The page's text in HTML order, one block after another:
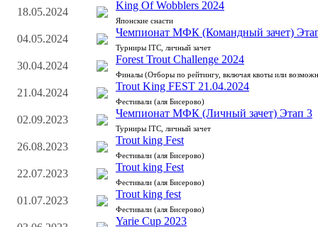
18.05.2024
King Of Wobblers 2024
Японские снасти
04.05.2024
Чемпионат МФК (Командный зачет)
Турниры ITC, личный зачет
30.04.2024
Forest Trout Challenge 2024
Финалы (Отборы по рейтингу, включая квоты или
21.04.2024
Trout King FEST 21.04.2024
Фестивали (аля Бисерово)
02.09.2023
Чемпионат МФК (Личный зачет) Этап 3
Турниры ITC, личный зачет
26.08.2023
Trout king Fest
Фестивали (аля Бисерово)
22.07.2023
Trout king Fest
Фестивали (аля Бисерово)
01.07.2023
Trout king fest
Фестивали (аля Бисерово)
Yarie Cup 2023